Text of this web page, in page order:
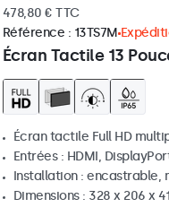
478,80 € TTC
Écran Tactile 13
Référence : 13TS7M
Écran tactile Full HD
Entrées : HDMI,
Installation : encastrable,
Dimensions : 328 x 206 x